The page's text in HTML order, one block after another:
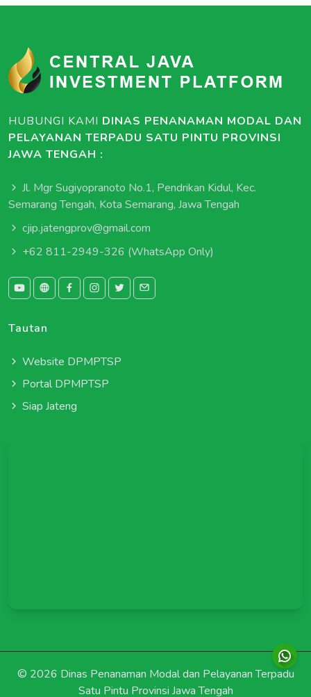
HUBUNGI KAMI DINAS PENANAMAN MODAL DAN
PELAYANAN TERPADU SATU PINTU PROVINSI
JAWA TENGAH :
Jl. Mgr Sugiyopranoto No.1, Pendrikan Kidul, Kec.
Semarang Tengah, Kota Semarang, Jawa Tengah
cjip.jatengprov@gmail.com
+62 811-2949-326 (WhatsApp Only)
Tautan
Website DPMPTSP
Portal DPMPTSP
Siap Jateng
© 2026 Dinas Penanaman Modal dan Pelayanan Terpadu
Satu Pintu Provinsi Jawa Tengah